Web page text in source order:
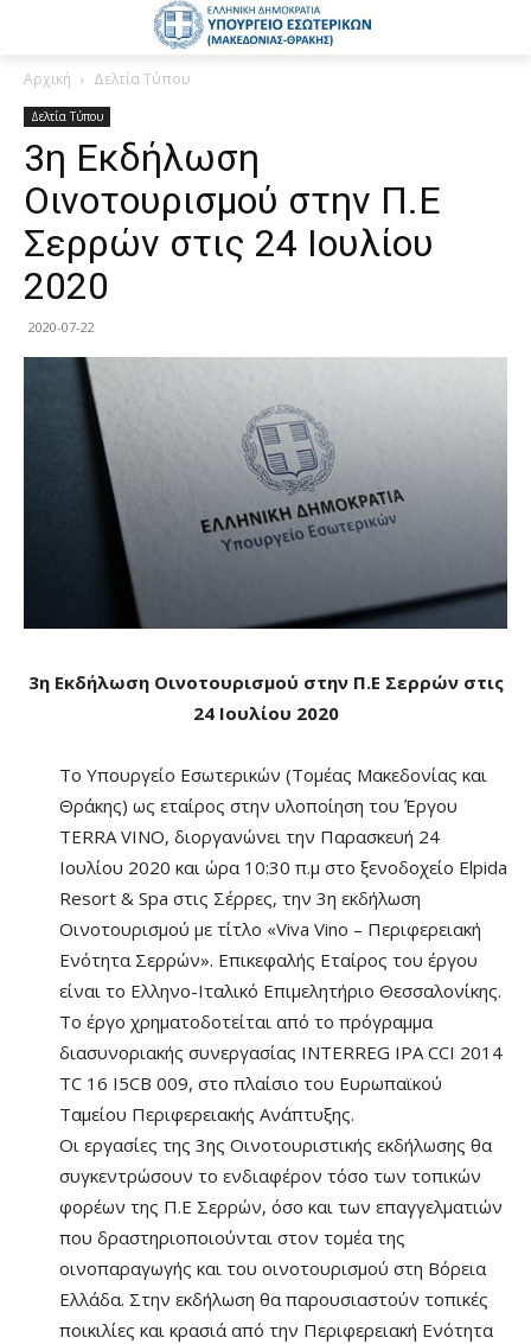
Αρχική Δελτία Τύπου
Δελτία Τύπου
3η Εκδήλωση
Οινοτουρισμού στην Π.Ε
Σερρών στις 24 Ιουλίου
2020
2020-07-22
3η Εκδήλωση Οινοτουρισμού στην Π.Ε Σερρών στις
24 Ιουλίου 2020
Το Υπουργείο Εσωτερικών (Τομέας Μακεδονίας και
Θράκης) ως εταίρος στην υλοποίηση του Έργου
TERRA VINO, διοργανώνει την Παρασκευή 24
Ιουλίου 2020 και ώρα 10:30 π.μ στο ξενοδοχείο Elpida
Resort & Spa στις Σέρρες, την 3η εκδήλωση
Οινοτουρισμού με τίτλο «Viva Vino – Περιφερειακή
Ενότητα Σερρών». Επικεφαλής Εταίρος του έργου
είναι το Ελληνο-Ιταλικό Επιμελητήριο Θεσσαλονίκης.
Το έργο χρηματοδοτείται από το πρόγραμμα
διασυνοριακής συνεργασίας INTERREG IPA CCI 2014
TC 16 I5CB 009, στο πλαίσιο του Ευρωπαϊκού
Ταμείου Περιφερειακής Ανάπτυξης.
Οι εργασίες της 3ης Οινοτουριστικής εκδήλωσης θα
συγκεντρώσουν το ενδιαφέρον τόσο των τοπικών
φορέων της Π.Ε Σερρών, όσο και των επαγγελματιών
που δραστηριοποιούνται στον τομέα της
οινοπαραγωγής και του οινοτουρισμού στη Βόρεια
Ελλάδα. Στην εκδήλωση θα παρουσιαστούν τοπικές
ποικιλίες και κρασιά από την Περιφερειακή Ενότητα